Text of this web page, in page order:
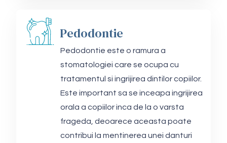
Pedodontie
Pedodontie este o ramura a
stomatologiei care se ocupa cu
tratamentul si ingrijirea dintilor copiilor.
Este important sa se inceapa ingrijirea
orala a copiilor inca de la o varsta
frageda, deoarece aceasta poate
contribui la mentinerea unei danturi